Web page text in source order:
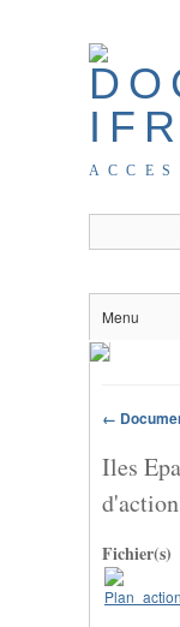
Menu
←
Iles
Fichier(s)